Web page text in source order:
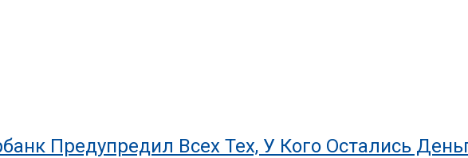
Предупредил Всех Тех, У Кого Остались